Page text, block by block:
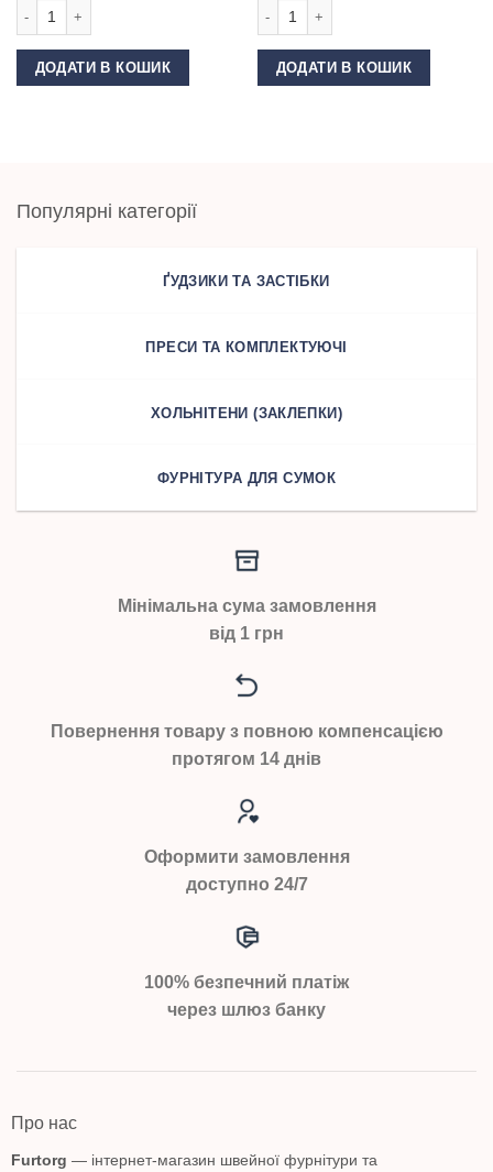
ДОДАТИ В КОШИК ДОДАТИ В КОШИК
Популярні категорії
ҐУДЗИКИ ТА ЗАСТІБКИ
ПРЕСИ ТА КОМПЛЕКТУЮЧІ
ХОЛЬНІТЕНИ (ЗАКЛЕПКИ)
ФУРНІТУРА ДЛЯ СУМОК
Мінімальна сума замовлення
від 1 грн
Повернення товару з повною компенсацією
протягом 14 днів
Оформити замовлення
доступно 24/7
100% безпечний платіж
через шлюз банку
Про нас
Furtorg — інтернет-магазин швейної фурнітури та